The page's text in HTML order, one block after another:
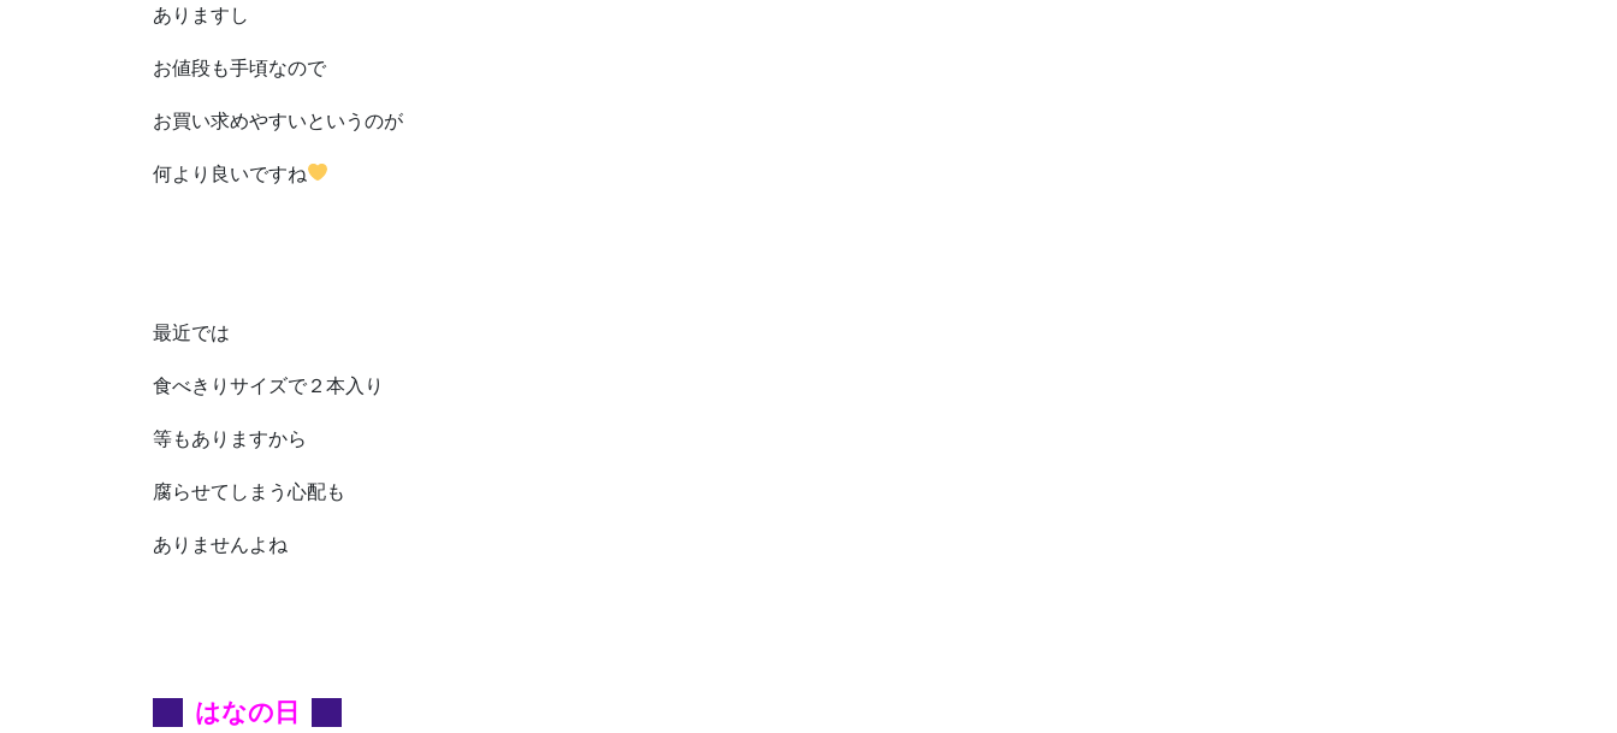
ありますし
お値段も手頃なので
お買い求めやすいというのが
何より良いですね
最近では
食べきりサイズで２本入り
等もありますから
腐らせてしまう心配も
ありませんよね
はなの日